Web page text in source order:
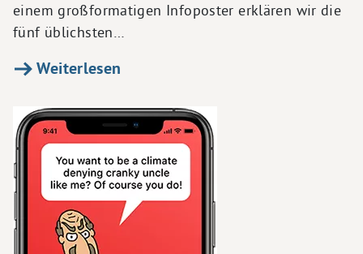
einem großformatigen Infoposter erklären wir die
fünf üblichsten…
Weiterlesen